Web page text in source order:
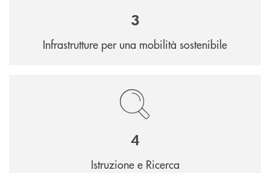
3
Infrastrutture per una mobilità sostenibile
4
Istruzione e Ricerca